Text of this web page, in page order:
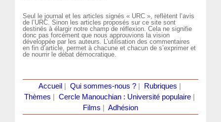
Seul le journal et les articles signés « URC », reflètent l’avis
de l’URC. Sinon les articles proposés sur ce site sont
destinés à élargir notre champ de réflexion. Cela ne signifie
donc pas forcément que nous approuvions la vision
développée par les auteurs. L’utilisation des commentaires
en fin d’article, permet à chacune et chacun de s’exprimer et
de nourrir le débat démocratique.
Accueil Qui sommes-nous ?| Rubriques
Thèmes
Cercle Manouchian : Université populaire
Films
Adhésion